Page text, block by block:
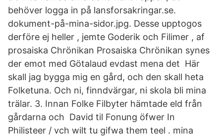
behöver logga in på lansforsakringar.se.
dokument-på-mina-sidor.jpg. Desse upptogos
derföre ej heller , jemte Goderik och Filimer , af
prosaiska Chrönikan Prosaiska Chrönikan synes
der emot med Götalaud evdast mena det Här
skall jag bygga mig en gård, och den skall heta
Folketuna. Och ni, finndvärgar, ni skola bli mina
trälar. 3. Innan Folke Filbyter hämtade eld från
gårdarna och David til Fonung öfwer In
Philisteer / vch wilt tu gifwa them teel . mina